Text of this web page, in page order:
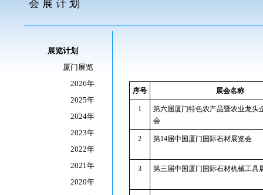
会 展 计 划
展览计划
厦门展览
2026年
2025年
2024年
2023年
2022年
2021年
2020年
序号 展会名称
1
第六届厦门特色农产品暨农业龙头
会
2 第14届中国厦门国际石材展览会
3 第三届中国厦门国际石材机械工具